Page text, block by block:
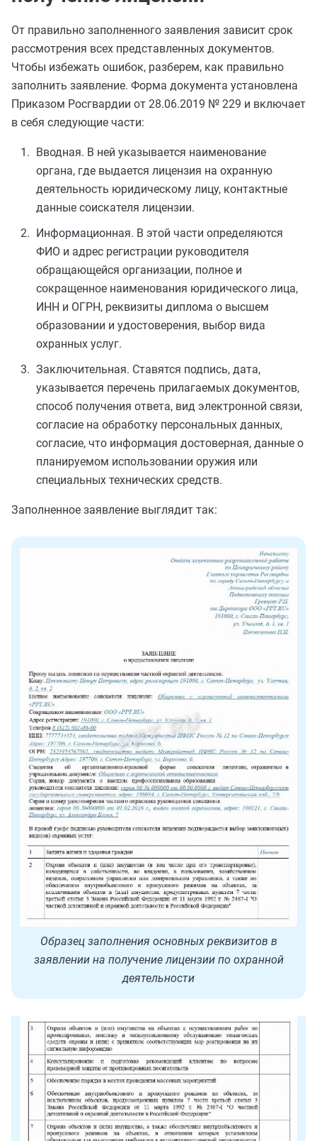
От правильно заполненного заявления зависит срок
рассмотрения всех представленных документов.
Чтобы избежать ошибок, разберем, как правильно
заполнить заявление. Форма документа установлена
Приказом Росгвардии от 28.06.2019 № 229 и включает
в себя следующие части:
Вводная. В ней указывается наименование
органа, где выдается лицензия на охранную
деятельность юридическому лицу, контактные
данные соискателя лицензии.
Информационная. В этой части определяются
ФИО и адрес регистрации руководителя
обращающейся организации, полное и
сокращенное наименования юридического лица,
ИНН и ОГРН, реквизиты диплома о высшем
образовании и удостоверения, выбор вида
охранных услуг.
Заключительная. Ставятся подпись, дата,
указывается перечень прилагаемых документов,
способ получения ответа, вид электронной связи,
согласие на обработку персональных данных,
согласие, что информация достоверная, данные о
планируемом использовании оружия или
специальных технических средств.
Заполненное заявление выглядит так:
Образец заполнения основных реквизитов в
заявлении на получение лицензии по охранной
деятельности